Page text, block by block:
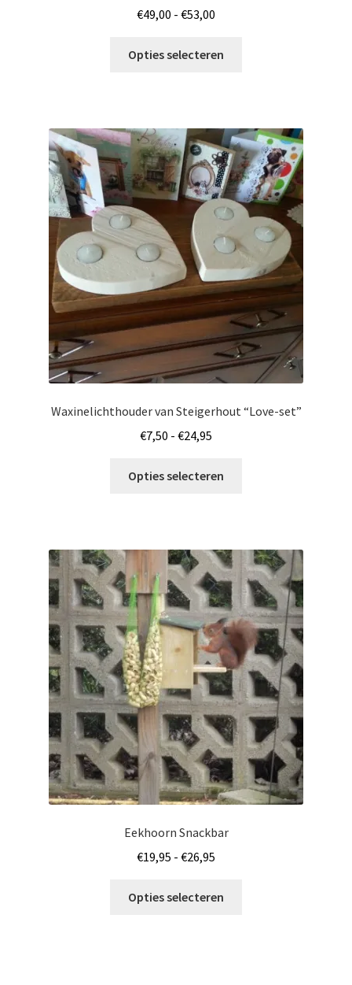
€49,00 - €53,00
tot
Opties selecteren
variaties.
Deze
optie
kan
gekozen
worden
op
de
productpagina
Waxinelichthouder van Steigerhout “Love-set”
€7,50 - €24,95
tot
Opties selecteren
Deze
optie
kan
gekozen
worden
op
de
productpagina
Eekhoorn Snackbar
€19,95 - €26,95
tot
Opties selecteren